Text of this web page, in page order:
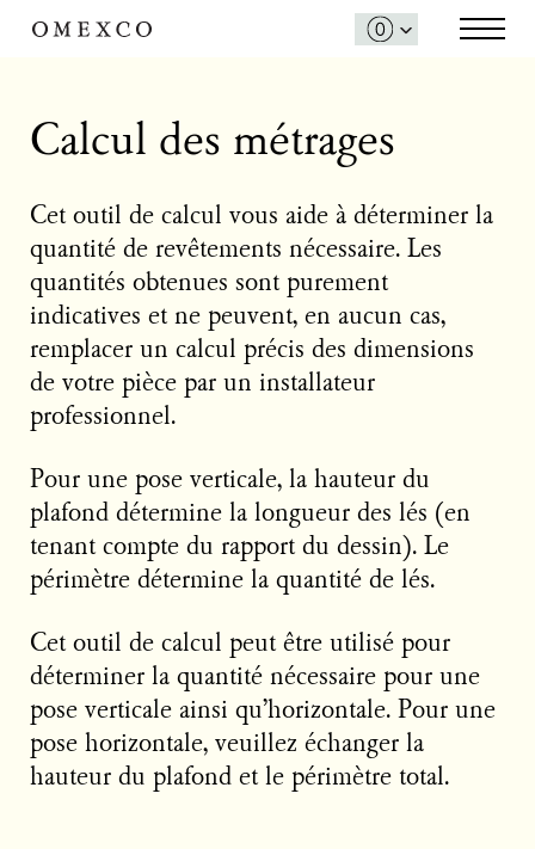
Calcul des métrages
Cet outil de calcul vous aide à déterminer la
quantité de revêtements nécessaire. Les
quantités obtenues sont purement
indicatives et ne peuvent, en aucun cas,
remplacer un calcul précis des dimensions
de votre pièce par un installateur
professionnel.
Pour une pose verticale, la hauteur du
plafond détermine la longueur des lés (en
tenant compte du rapport du dessin). Le
périmètre détermine la quantité de lés.
Cet outil de calcul peut être utilisé pour
déterminer la quantité nécessaire pour une
pose verticale ainsi qu’horizontale. Pour une
pose horizontale, veuillez échanger la
hauteur du plafond et le périmètre total.